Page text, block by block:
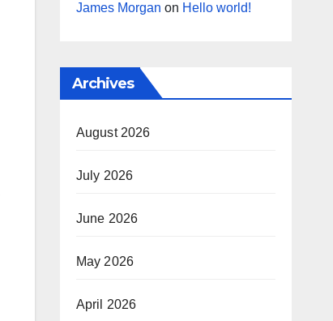
James Morgan on Hello world!
Archives
August 2026
July 2026
June 2026
May 2026
April 2026